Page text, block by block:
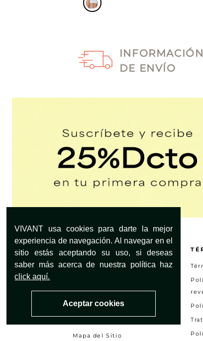
VIVANT usa cookies para darte la mejor
experiencia de navegación. Al navegar en el
sitio estás aceptando su uso, si deseas
saber más acerca de nuestra política haz
click aquí.
Aceptar cookies
INFORMACIÓN
DE ENVÍO
¿NECESITAS AYUDA?
Servicio al Cliente
Otras solicitudes
Mapa del Sitio